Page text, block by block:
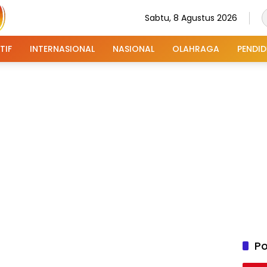
Sabtu, 8 Agustus 2026
INTERNASIONAL NASIONAL OLAHRAGA